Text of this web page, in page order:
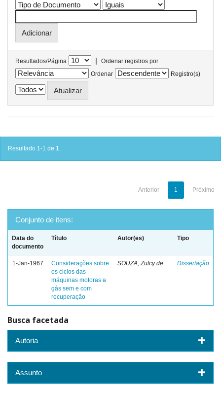
Resultados/Página |
Ordenar registros por
Ordenar
Registro(s)
Resultado 1-1 de 1.
Anterior 1 Próximo
Conjunto de itens:
Data do
documento
Título Autor(es) Tipo
1-Jan-1967
Considerações sobre
os ciclos das
máquinas motoras a
gás sem e com
recuperação
SOUZA, Zulcy de Dissertação
Busca facetada
Autoria
Assunto